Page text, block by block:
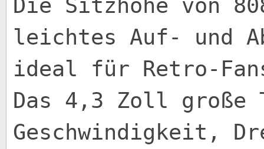
Die Sitzhöhe von
leichtes Auf- und
ideal für Retro-
Das 4,3 Zoll große
Geschwindigkeit,